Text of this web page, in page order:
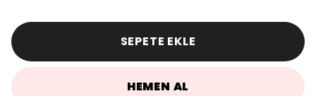
SEPETE EKLE
HEMEN AL